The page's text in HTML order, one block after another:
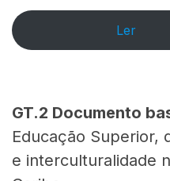
Ler
GT.2 Documento
Educação Superior,
e interculturalidade